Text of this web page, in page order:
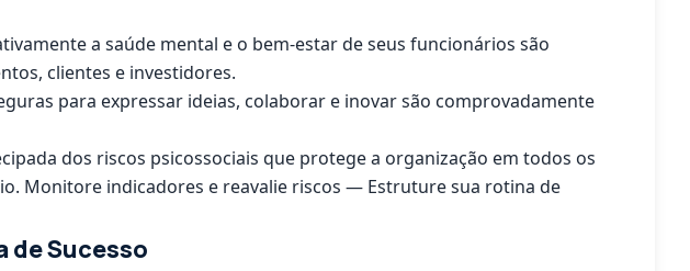
a saúde mental e o bem-estar de seus funcionários são
clientes e investidores.
para expressar ideias, colaborar e inovar são comprovadamente
dos riscos psicossociais que protege a organização em todos os
Monitore indicadores e reavalie riscos — Estruture sua rotina de
de Sucesso